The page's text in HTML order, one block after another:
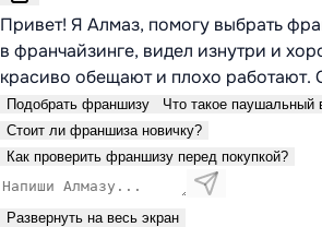
Привет! Я Алмаз, помогу выбрать
в франчайзинге, видел изнутри и
красиво обещают и плохо работают.
Подобрать франшизу
Что такое паушальный
Стоит ли франшиза новичку?
Как проверить франшизу перед покупкой?
Развернуть на весь экран